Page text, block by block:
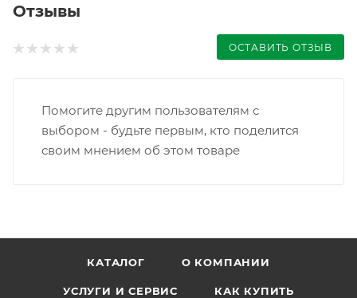
Отзывы
ОСТАВИТЬ ОТЗЫВ
Помогите другим пользователям с
выбором - будьте первым, кто поделится
своим мнением об этом товаре
КАТАЛОГ О КОМПАНИИ
УСЛУГИ И СЕРВИС КАК КУПИТЬ